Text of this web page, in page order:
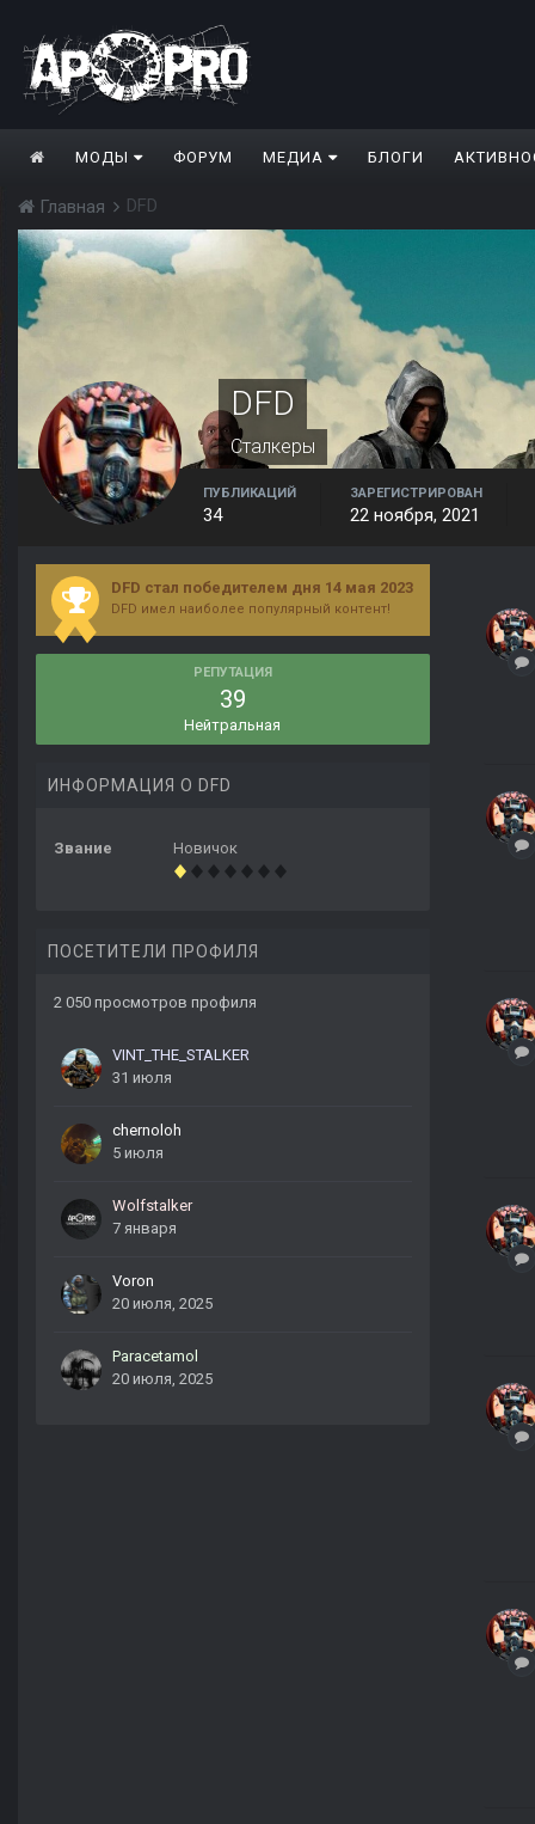
МОДЫ ФОРУМ МЕДИА БЛОГИ
Главная DFD
DFD
Сталкеры
ПУБЛИКАЦИЙ
34
ЗАРЕГИСТРИРОВАН
22 ноября, 2021
DFD стал победителем дня 14 мая 2023
DFD имел наиболее популярный контент!
РЕПУТАЦИЯ
39
Нейтральная
ИНФОРМАЦИЯ О DFD
Звание Новичок
ПОСЕТИТЕЛИ ПРОФИЛЯ
2 050 просмотров профиля
VINT_THE_STALKER
31 июля
chernoloh
5 июля
Wolfstalker
7 января
Voron
20 июля, 2025
Paracetamol
20 июля, 2025